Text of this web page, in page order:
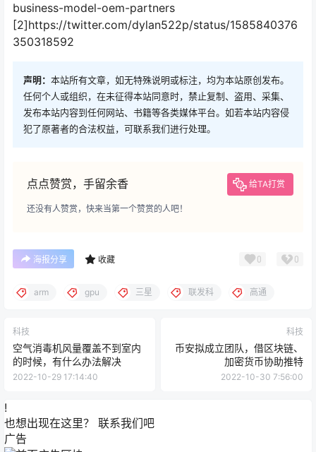
business-model-oem-partners
[2]https://twitter.com/dylan522p/status/1585840376
350318592
声明： 本站所有文章，如无特殊说明或标注，均为本站原创发布。
任何个人或组织，在未征得本站同意时，禁止复制、盗用、采集、
发布本站内容到任何网站、书籍等各类媒体平台。如若本站内容侵
犯了原著者的合法权益，可联系我们进行处理。
点点赞赏，手留余香 给TA打赏
还没有人赞赏，快来当第一个赞赏的人吧！
海报分享 收藏 0 0
arm gpu 三星 联发科 高通
科技
空气消毒机风量覆盖不到室内
的时候，有什么办法解决
2022-10-29 17:14:40
科技
币安拟成立团队，借区块链、
加密货币协助推特
2022-10-30 7:56:00
!
也想出现在这里？ 联系我们吧
广告